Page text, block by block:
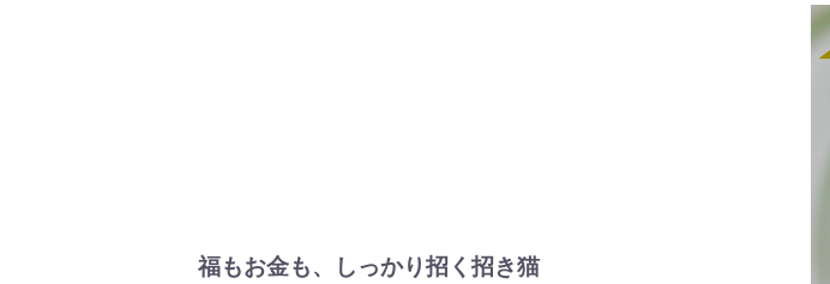
福もお金も、しっかり招く招き猫